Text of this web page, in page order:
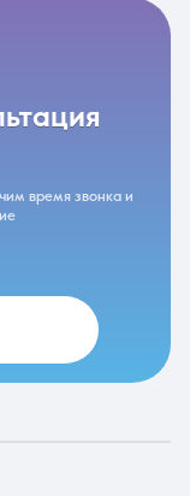
время звонка и